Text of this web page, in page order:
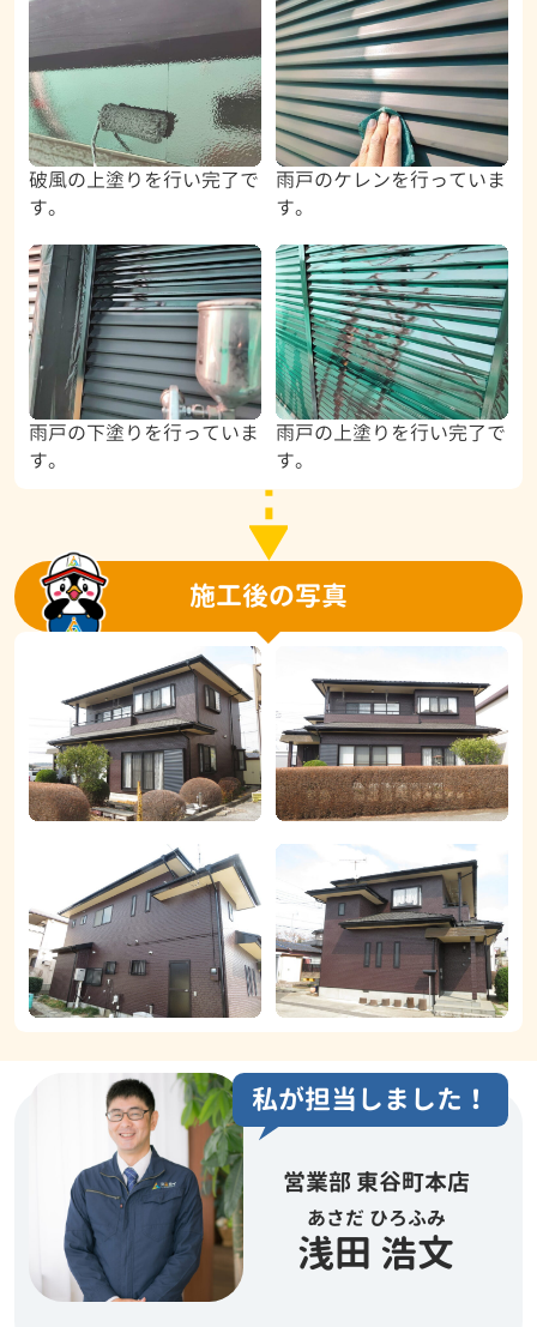
破風の上塗りを行い完了で
す。
雨戸のケレンを行っていま
す。
雨戸の下塗りを行っていま
す。
雨戸の上塗りを行い完了で
す。
施工後の写真
私が担当しました！
営業部 東谷町本店
あさだ ひろふみ
浅田 浩文